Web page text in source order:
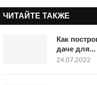
Год Зеленой Деревянной
2025 год. Где и как
Что год грядущий нам
ЧИТАЙТЕ ТАКЖЕ
Как
даче для...
24.07.2022